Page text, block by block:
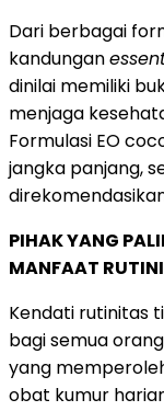
Dari berbagai
kandungan
dinilai memiliki
menjaga
Formulasi EO
jangka panjang,
PIHAK YANG
MANFAAT
Kendati rutinitas
bagi semua
yang
obat kumur